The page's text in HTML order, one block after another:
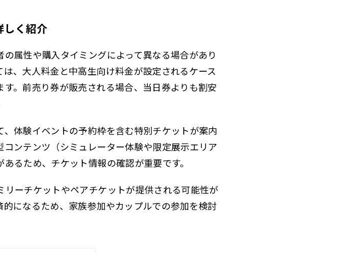
しく紹介
属性や購入タイミングによって異なる場合があり
、大人料金と中高生向け料金が設定されるケース
。前売り券が販売される場合、当日券よりも割安
体験イベントの予約枠を含む特別チケットが案内
ンテンツ（シミュレーター体験や限定展示エリア
るため、チケット情報の確認が重要です。
ーチケットやペアチケットが提供される可能性が
になるため、家族参加やカップルでの参加を検討